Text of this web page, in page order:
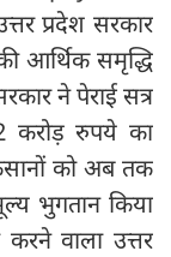
प्रदेश सरकार
आर्थिक समृद्धि
ने पेराई सत्र
करोड़ रुपये का
को अब तक
भुगतान किया
वाला उत्तर